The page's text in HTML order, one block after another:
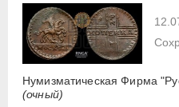
Нумизматическая Фирма
(очный)